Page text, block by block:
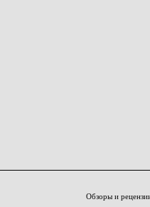
Обзоры и